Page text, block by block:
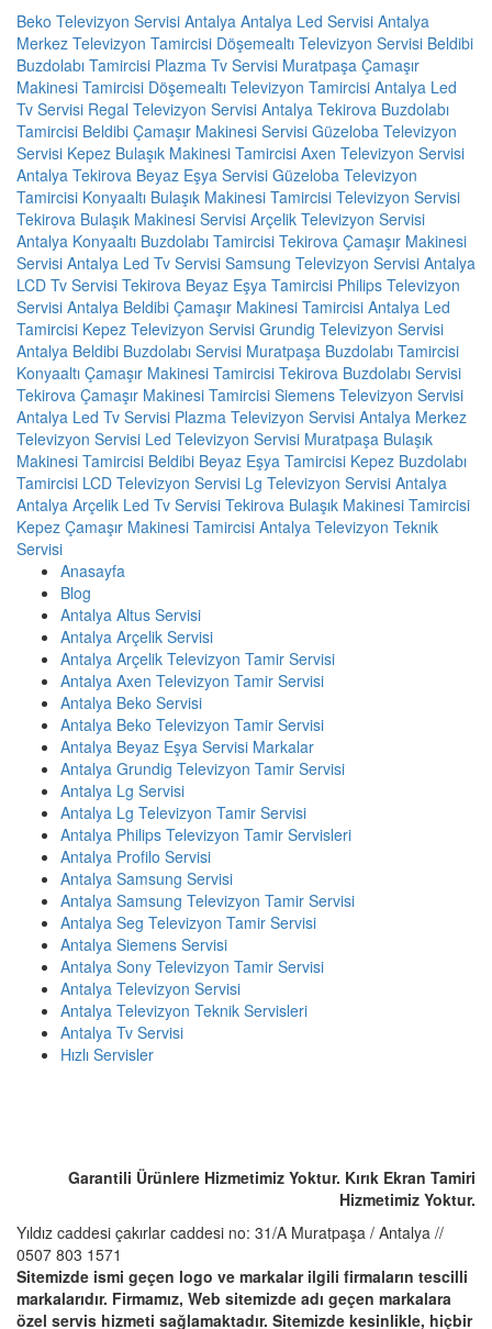
Beko Televizyon Servisi Antalya Antalya Led Servisi Antalya
Merkez Televizyon Tamircisi Döşemealtı Televizyon Servisi Beldibi
Buzdolabı Tamircisi Plazma Tv Servisi Muratpaşa Çamaşır
Makinesi Tamircisi Döşemealtı Televizyon Tamircisi Antalya Led
Tv Servisi Regal Televizyon Servisi Antalya Tekirova Buzdolabı
Tamircisi Beldibi Çamaşır Makinesi Servisi Güzeloba Televizyon
Servisi Kepez Bulaşık Makinesi Tamircisi Axen Televizyon Servisi
Antalya Tekirova Beyaz Eşya Servisi Güzeloba Televizyon
Tamircisi Konyaaltı Bulaşık Makinesi Tamircisi Televizyon Servisi
Tekirova Bulaşık Makinesi Servisi Arçelik Televizyon Servisi
Antalya Konyaaltı Buzdolabı Tamircisi Tekirova Çamaşır Makinesi
Servisi Antalya Led Tv Servisi Samsung Televizyon Servisi Antalya
LCD Tv Servisi Tekirova Beyaz Eşya Tamircisi Philips Televizyon
Servisi Antalya Beldibi Çamaşır Makinesi Tamircisi Antalya Led
Tamircisi Kepez Televizyon Servisi Grundig Televizyon Servisi
Antalya Beldibi Buzdolabı Servisi Muratpaşa Buzdolabı Tamircisi
Konyaaltı Çamaşır Makinesi Tamircisi Tekirova Buzdolabı Servisi
Tekirova Çamaşır Makinesi Tamircisi Siemens Televizyon Servisi
Antalya Led Tv Servisi Plazma Televizyon Servisi Antalya Merkez
Televizyon Servisi Led Televizyon Servisi Muratpaşa Bulaşık
Makinesi Tamircisi Beldibi Beyaz Eşya Tamircisi Kepez Buzdolabı
Tamircisi LCD Televizyon Servisi Lg Televizyon Servisi Antalya
Antalya Arçelik Led Tv Servisi Tekirova Bulaşık Makinesi Tamircisi
Kepez Çamaşır Makinesi Tamircisi Antalya Televizyon Teknik
Servisi
Anasayfa
Blog
Antalya Altus Servisi
Antalya Arçelik Servisi
Antalya Arçelik Televizyon Tamir Servisi
Antalya Axen Televizyon Tamir Servisi
Antalya Beko Servisi
Antalya Beko Televizyon Tamir Servisi
Antalya Beyaz Eşya Servisi Markalar
Antalya Grundig Televizyon Tamir Servisi
Antalya Lg Servisi
Antalya Lg Televizyon Tamir Servisi
Antalya Philips Televizyon Tamir Servisleri
Antalya Profilo Servisi
Antalya Samsung Servisi
Antalya Samsung Televizyon Tamir Servisi
Antalya Seg Televizyon Tamir Servisi
Antalya Siemens Servisi
Antalya Sony Televizyon Tamir Servisi
Antalya Televizyon Servisi
Antalya Televizyon Teknik Servisleri
Antalya Tv Servisi
Hızlı Servisler
Garantili Ürünlere Hizmetimiz Yoktur. Kırık Ekran Tamiri
Hizmetimiz Yoktur.
Yıldız caddesi çakırlar caddesi no: 31/A Muratpaşa / Antalya //
0507 803 1571
Sitemizde ismi geçen logo ve markalar ilgili firmaların tescilli
markalarıdır. Firmamız, Web sitemizde adı geçen markalara
özel servis hizmeti sağlamaktadır. Sitemizde kesinlikle, hiçbir